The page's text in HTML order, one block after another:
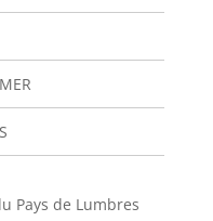
Pays de Lumbres